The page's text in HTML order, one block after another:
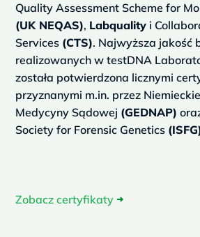
Quality Assessment Scheme for
(UK NEQAS), Labquality i
Services (CTS). Najwyższa jakość
realizowanych w testDNA
została potwierdzona licznymi
przyznanymi m.in. przez
Medycyny Sądowej (GEDNAP)
Society for Forensic Genetics
Zobacz certyfikaty ➜